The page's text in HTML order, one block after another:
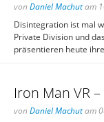
von Daniel Machutam
Disintegration ist mal
Private Division und
präsentieren heute
Iron Man VR
von Daniel Machutam